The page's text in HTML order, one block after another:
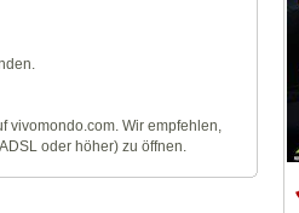
vivomondo.com. Wir empfehlen,
oder höher) zu öffnen.